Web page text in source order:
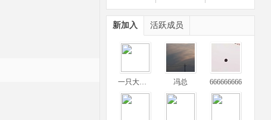
新加入 活跃成员
一只大苏联 冯总 666666666